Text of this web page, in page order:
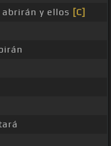
y ellos [C]